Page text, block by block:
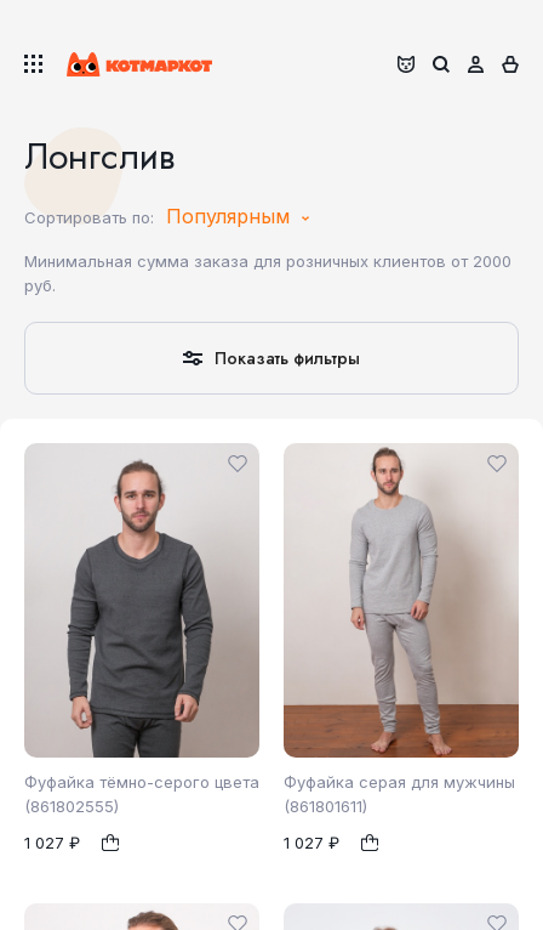
Лонгслив
Сортировать по: Популярным
Минимальная сумма заказа для розничных клиентов от 2000
руб.
Показать фильтры
Фуфайка тёмно-серого цвета
(861802555)
1 027 ₽
48 54
Фуфайка серая для мужчины
(861801611)
1 027 ₽
46 50